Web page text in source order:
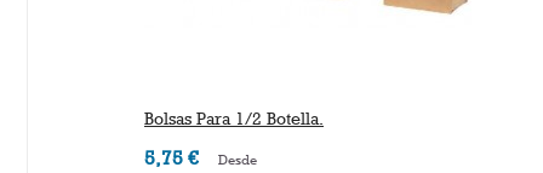
Bolsas Para 1/2 Botella.
5,75 € Desde